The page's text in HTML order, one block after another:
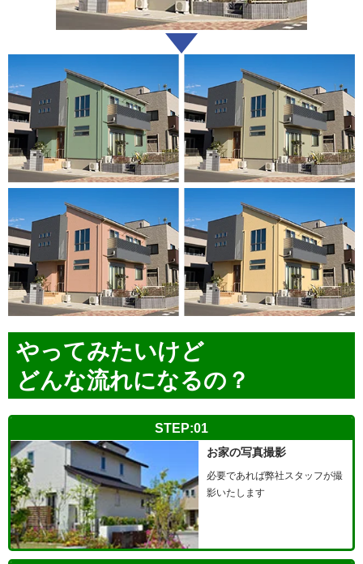
やってみたいけど
どんな流れになるの？
STEP:01
お家の写真撮影
必要であれば弊社スタッフが撮
影いたします